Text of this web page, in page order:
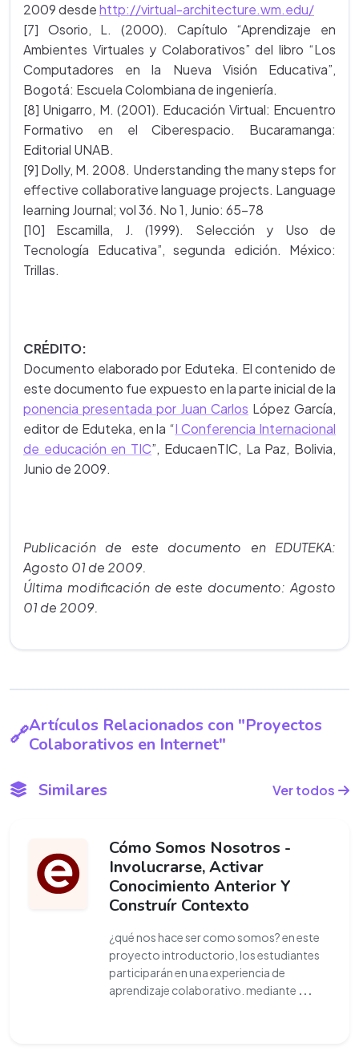
2009 desdehttp://virtual-architecture.wm.edu/
[7] Osorio, L. (2000). Capítulo “Aprendizaje en
Ambientes Virtuales y Colaborativos” del libro “Los
Computadores en la Nueva Visión Educativa”,
Bogotá: Escuela Colombiana de ingeniería.
[8] Unigarro, M. (2001). Educación Virtual: Encuentro
Formativo en el Ciberespacio. Bucaramanga:
Editorial UNAB.
[9] Dolly, M. 2008. Understanding the many steps for
effective collaborative language projects. Language
learning Journal; vol 36. No 1, Junio: 65-78
[10] Escamilla, J. (1999). Selección y Uso de
Tecnología Educativa”, segunda edición. México:
Trillas.
CRÉDITO:
Documento elaborado por Eduteka. El contenido de
este documento fue expuesto en la parte inicial de la
ponencia presentada por Juan Carlos López García,
editor de Eduteka, en la “I Conferencia Internacional
de educación en TIC”, EducaenTIC, La Paz, Bolivia,
Junio de 2009.
Publicación de este documento en EDUTEKA:
Agosto 01 de 2009.
Última modificación de este documento: Agosto
01 de 2009.
Artículos Relacionados con "Proyectos
Colaborativos en Internet"
Similares Ver todos
Cómo Somos Nosotros -
Involucrarse, Activar
Conocimiento Anterior Y
Construír Contexto
¿qué nos hace ser como somos? en este
proyecto introductorio, los estudiantes
participarán en una experiencia de
aprendizaje colaborativo. mediante ...